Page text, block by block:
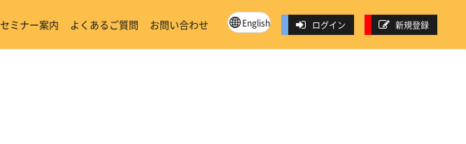
セミナー案内 よくあるご質問 お問い合わせ English ログイン 新規登録